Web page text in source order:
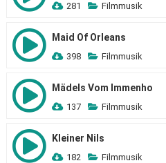
281 Filmmusik
Maid Of Orleans
398 Filmmusik
Mädels Vom Immenho
137 Filmmusik
Kleiner Nils
182 Filmmusik